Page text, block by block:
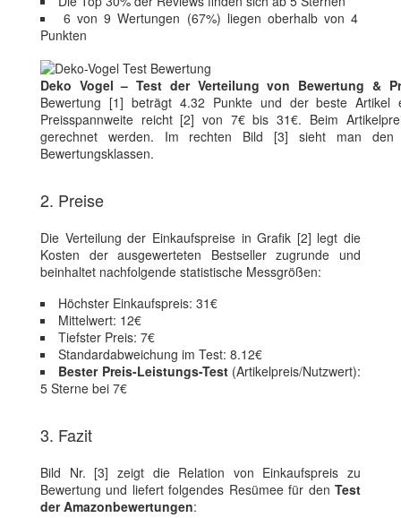
6 von 9 Wertungen (67%) liegen oberhalb von 4
Punkten
Deko Vogel – Test der Verteilung von Bewertung &
Bewertung [1] beträgt 4.32 Punkte und der beste Artikel
Preisspannweite reicht [2] von 7€ bis 31€. Beim
gerechnet werden. Im rechten Bild [3] sieht man den
Bewertungsklassen.
2. Preise
Die Verteilung der Einkaufspreise in Grafik [2] legt die
Kosten der ausgewerteten Bestseller zugrunde und
beinhaltet nachfolgende statistische Messgrößen:
Höchster Einkaufspreis: 31€
Mittelwert: 12€
Tiefster Preis: 7€
Standardabweichung im Test: 8.12€
Bester Preis-Leistungs-Test(Artikelpreis/Nutzwert):
5 Sterne bei 7€
3. Fazit
Bild Nr. [3] zeigt die Relation von Einkaufspreis zu
Bewertung und liefert folgendes Resümee für den Test
der Amazonbewertungen: